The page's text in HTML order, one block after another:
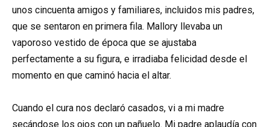
unos cincuenta amigos y familiares, incluidos mis padres,
que se sentaron en primera fila. Mallory llevaba un
vaporoso vestido de época que se ajustaba
perfectamente a su figura, e irradiaba felicidad desde el
momento en que caminó hacia el altar.
Cuando el cura nos declaró casados, vi a mi madre
secándose los ojos con un pañuelo. Mi padre aplaudía con